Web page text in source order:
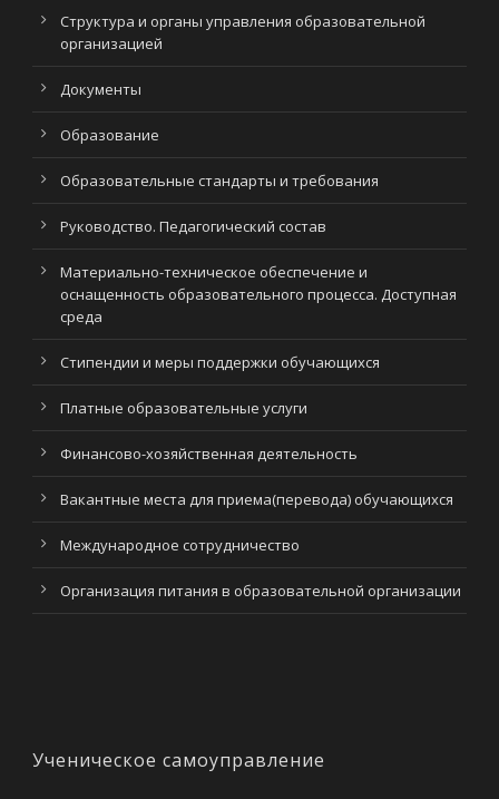
Структура и органы управления образовательной
организацией
Документы
Образование
Образовательные стандарты и требования
Руководство. Педагогический состав
Материально-техническое обеспечение и
оснащенность образовательного процесса. Доступная
среда
Стипендии и меры поддержки обучающихся
Платные образовательные услуги
Финансово-хозяйственная деятельность
Вакантные места для приема(перевода) обучающихся
Международное сотрудничество
Организация питания в образовательной организации
Ученическое самоуправление